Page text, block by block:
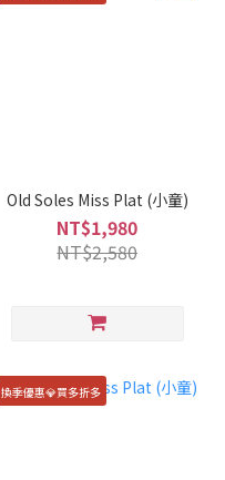
Old Soles Miss Plat (小童)
NT$1,980
NT$2,580
換季優惠💎買多折多